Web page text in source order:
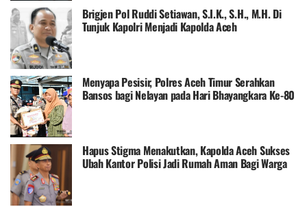
Brigjen Pol Ruddi Setiawan, S.I.K., S.H., M.H. Di
Tunjuk Kapolri Menjadi Kapolda Aceh
Menyapa Pesisir, Polres Aceh Timur Serahkan
Bansos bagi Nelayan pada Hari Bhayangkara Ke-80
Hapus Stigma Menakutkan, Kapolda Aceh Sukses
Ubah Kantor Polisi Jadi Rumah Aman Bagi Warga